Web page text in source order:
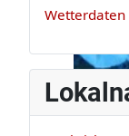
Wetterdaten